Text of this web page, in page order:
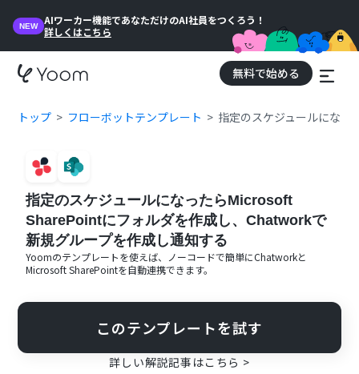
NEW
AIワーカー機能であなただけのAI社員をつくろう！
詳しくはこちら
無料で始める
トップ フローボットテンプレート 指定のスケジュールにな
指定のスケジュールになったらMicrosoft
SharePointにフォルダを作成し、Chatworkで
新規グループを作成し通知する
Yoomのテンプレートを使えば、ノーコードで簡単にChatworkと
Microsoft SharePointを自動連携できます。
このテンプレートを試す
詳しい解説記事はこちら >